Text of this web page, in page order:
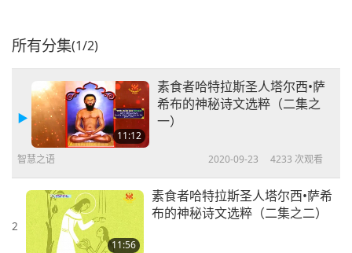
所有分集(1/2)
11:12
素食者哈特拉斯圣人塔尔西•萨
希布的神秘诗文选粹（二集之
一）
智慧之语 2020-09-23 4233 次观看
2
11:56
素食者哈特拉斯圣人塔尔西•萨希
布的神秘诗文选粹（二集之二）